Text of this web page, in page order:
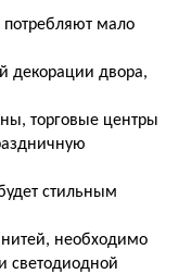
мало
декорации двора,
торговые центры
стильным
необходимо
светодиодной